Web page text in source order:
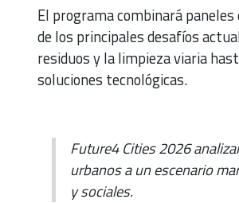
El programa combinará
de los principales desafíos
residuos y la limpieza viaria
soluciones tecnológicas.
Future4 Cities 2026
urbanos a un escenario
y sociales.